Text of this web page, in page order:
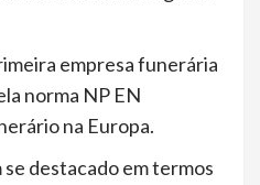
empresa funerária
norma NP EN
na Europa.
destacado em termos